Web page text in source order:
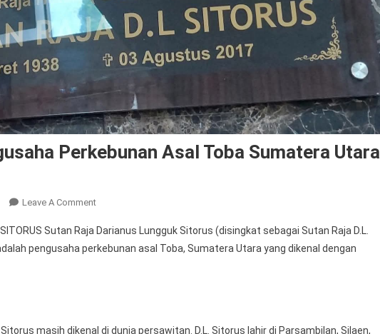
Perkebunan Asal Toba Sumatera Utara
Leave A CommentOn
.
Sitorus
Sutan Raja Darianus Lungguk Sitorus (disingkat sebagai Sutan Raja D.L.
pengusaha perkebunan asal Toba, Sumatera Utara yang dikenal dengan
masih dikenal di dunia persawitan. D.L. Sitorus lahir di Parsambilan, Silaen,